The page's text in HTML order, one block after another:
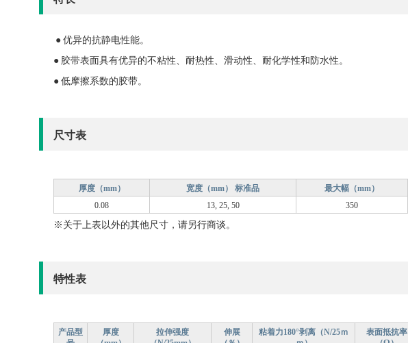
● 优异的抗静电性能。
● 胶带表面具有优异的不粘性、耐热性、滑动性、耐化学性和防水性。
● 低摩擦系数的胶带。
尺寸表
厚度（mm） 宽度（mm） 标准品 最大幅（mm）
0.08
13, 25, 50 350
※关于上表以外的其他尺寸，请另行商谈。
特性表
产品型
厚度
拉伸强度
伸展
粘着力180°剥离（N/25ｍ
表面抵抗率